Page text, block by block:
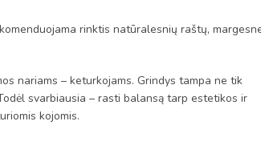
rinktis natūralesnių raštų,
nariams – keturkojams. Grindys tampa ne tik
svarbiausia – rasti balansą tarp estetikos ir
kojomis.